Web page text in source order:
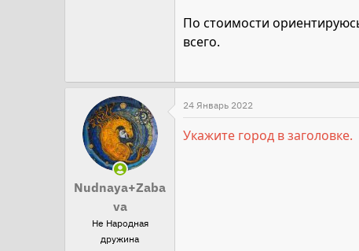
По стоимости
всего.
Nudnaya+Zaba
va
Не Народная
дружина
24 Январь 2022
Укажите город в заголовке.